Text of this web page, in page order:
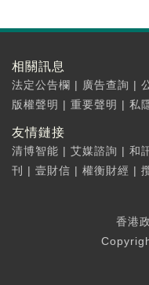
相關訊息
法定公告欄 | 廣告查詢 |
版權聲明 | 重要聲明 | 私
友情鏈接
清博智能 | 艾媒諮詢 | 和
刊
| 壹財信 | 權衡財經 |
香港